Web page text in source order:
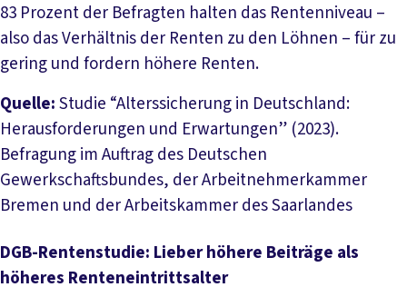
83 Prozent der Befragten halten das Rentenniveau –
also das Verhältnis der Renten zu den Löhnen – für zu
gering und fordern höhere Renten.
Quelle:Studie “Alterssicherung in Deutschland:
Herausforderungen und Erwartungen” (2023).
Befragung im Auftrag des Deutschen
Gewerkschaftsbundes, der Arbeitnehmerkammer
Bremen und der Arbeitskammer des Saarlandes
DGB-Rentenstudie: Lieber höhere Beiträge als
höheres Renteneintrittsalter